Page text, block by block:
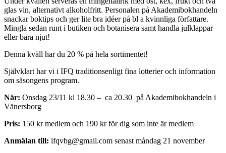
glas vin, alternativt alkoholfritt. Personalen på Akademibokhandeln
snackar boktips och ger lite bra idéer på bl a kvinnliga författare.
Mingla sedan runt i butiken och botanisera samt handla julklappar
eller bara njut!
Denna kväll har du 20 % på hela sortimentet!
Självklart har vi i IFQ traditionsenligt fina lotterier och information
om säsongens program.
När: Onsdag 23/11 kl 18.30 – ca 20.30 på Akademibokhandeln i
Vänersborg
Pris: 150 kr medlem och 190 kr för dig som inte är medlem
Anmälan till: ifqvbg@gmail.com senast måndag 21 november